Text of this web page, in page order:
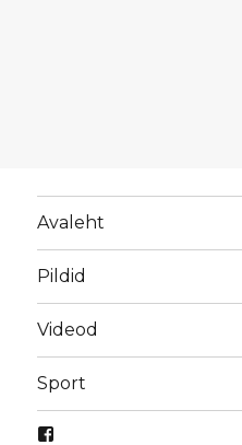
Avaleht
Pildid
Videod
Sport